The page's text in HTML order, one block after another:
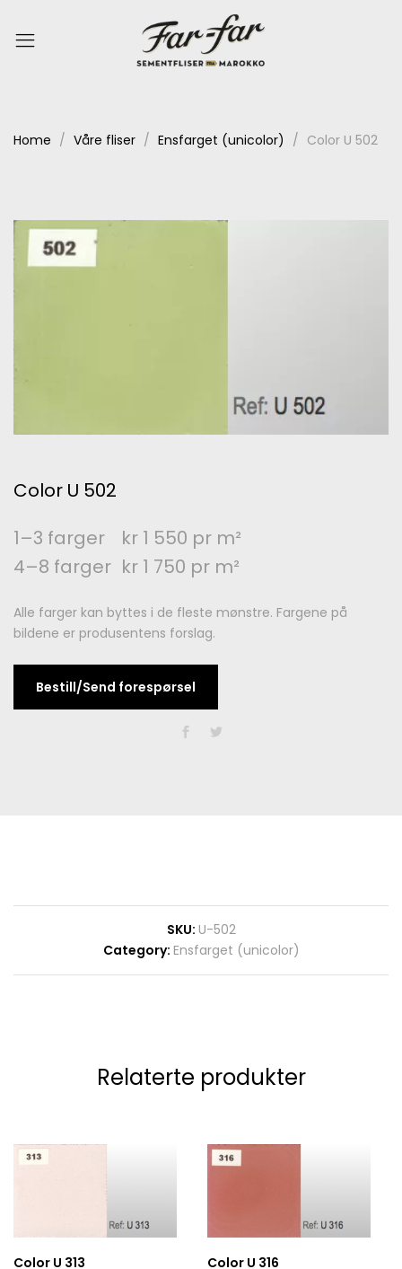
Home Våre fliser Ensfarget (unicolor) Color U 502
Color U 502
1–3 farger
kr 1 550 pr m²
4–8 farger kr 1 750 pr m²
Alle farger kan byttes i de fleste mønstre. Fargene på
bildene er produsentens forslag.
Bestill/Send forespørsel
SKU: U-502
Category: Ensfarget (unicolor)
Relaterte produkter
Color U 313 Color U 316